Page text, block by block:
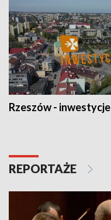
Rzeszów - inwestycje
REPORTAŻE